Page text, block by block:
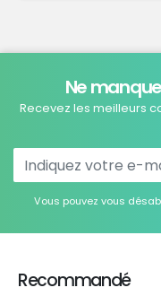
Ne
Recevez les meilleurs
Vous pouvez vous
Recommandé